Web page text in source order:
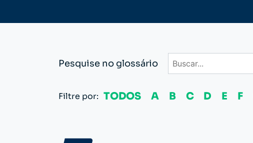
Pesquise no glossário
Filtre por: TODOS A B C D E F